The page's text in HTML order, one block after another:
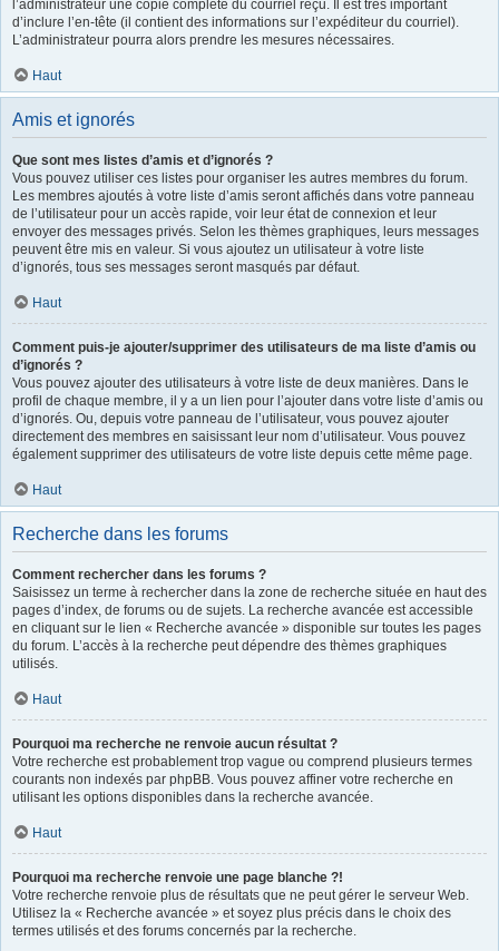
l’administrateur une copie complète du courriel reçu. Il est très important
d’inclure l’en-tête (il contient des informations sur l’expéditeur du courriel).
L’administrateur pourra alors prendre les mesures nécessaires.
Haut
Amis et ignorés
Que sont mes listes d’amis et d’ignorés ?
Vous pouvez utiliser ces listes pour organiser les autres membres du forum.
Les membres ajoutés à votre liste d’amis seront affichés dans votre panneau
de l’utilisateur pour un accès rapide, voir leur état de connexion et leur
envoyer des messages privés. Selon les thèmes graphiques, leurs messages
peuvent être mis en valeur. Si vous ajoutez un utilisateur à votre liste
d’ignorés, tous ses messages seront masqués par défaut.
Haut
Comment puis-je ajouter/supprimer des utilisateurs de ma liste d’amis ou
d’ignorés ?
Vous pouvez ajouter des utilisateurs à votre liste de deux manières. Dans le
profil de chaque membre, il y a un lien pour l’ajouter dans votre liste d’amis ou
d’ignorés. Ou, depuis votre panneau de l’utilisateur, vous pouvez ajouter
directement des membres en saisissant leur nom d’utilisateur. Vous pouvez
également supprimer des utilisateurs de votre liste depuis cette même page.
Haut
Recherche dans les forums
Comment rechercher dans les forums ?
Saisissez un terme à rechercher dans la zone de recherche située en haut des
pages d’index, de forums ou de sujets. La recherche avancée est accessible
en cliquant sur le lien « Recherche avancée » disponible sur toutes les pages
du forum. L’accès à la recherche peut dépendre des thèmes graphiques
utilisés.
Haut
Pourquoi ma recherche ne renvoie aucun résultat ?
Votre recherche est probablement trop vague ou comprend plusieurs termes
courants non indexés par phpBB. Vous pouvez affiner votre recherche en
utilisant les options disponibles dans la recherche avancée.
Haut
Pourquoi ma recherche renvoie une page blanche ?!
Votre recherche renvoie plus de résultats que ne peut gérer le serveur Web.
Utilisez la « Recherche avancée » et soyez plus précis dans le choix des
termes utilisés et des forums concernés par la recherche.